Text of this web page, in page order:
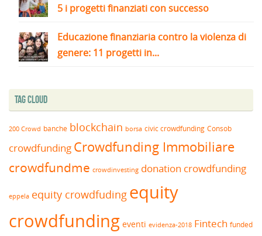
5 i progetti finanziati con successo
Educazione finanziaria contro la violenza di
genere: 11 progetti in...
Tag Cloud
200 Crowd banche blockchain borsa civic crowdfunding Consob
crowdfunding Crowdfunding Immobiliare
crowdfundme crowdinvesting donation crowdfunding
eppela equity crowdfuding equity
crowdfunding eventi evidenza-2018 Fintech funded